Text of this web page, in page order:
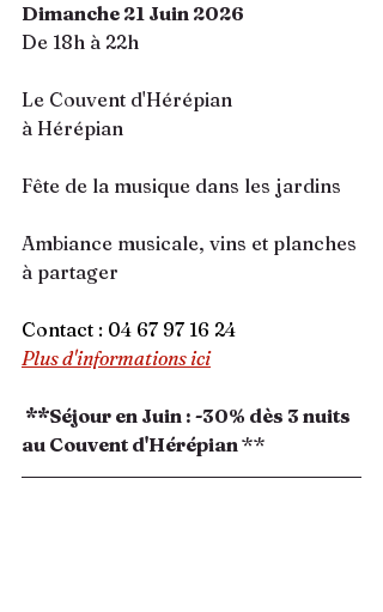
Dimanche 21 Juin 2026
De 18h à 22h
Le Couvent d'Hérépian
à Hérépian
Fête de la musique dans les jardins
Ambiance musicale, vins et planches
à partager
Contact : 04 67 97 16 24
Plus d'informations ici
au Couvent d'Hérépian **